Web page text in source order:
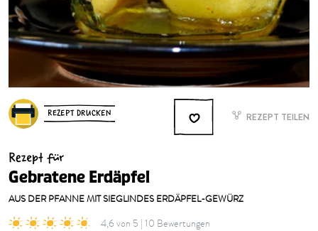
REZEPT DRUCKEN REZEPT TEILEN
Rezept für
Gebratene Erdäpfel
AUS DER PFANNE MIT SIEGLINDES ERDÄPFEL-GEWÜRZ
4,6 von 5 | 10 Bewertungen